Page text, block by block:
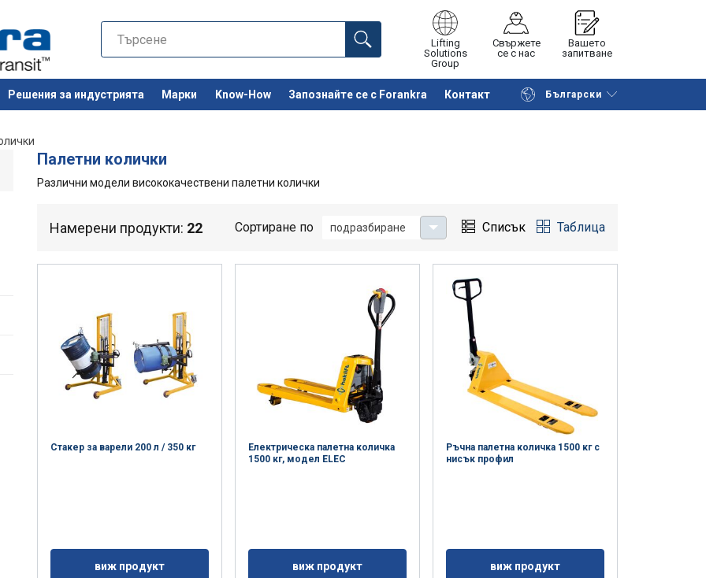
Lifting
Solutions
Group
Свържете
се с нас
Вашето
запитване
Решения за индустрията Марки Know-How Запознайте се с Forankra Контакт Български
Останете на страницата Поискайте оферта
Палетни колички
Различни модели висококачествени палетни колички
Намерени продукти: 22 Сортиране по подразбиране Списък Таблица
Стакер за варели 200 л / 350 кг
виж продукт
Електрическа палетна количка
1500 кг, модел ELEC
виж продукт
Ръчна палетна количка 1500 кг с
нисък профил
виж продукт